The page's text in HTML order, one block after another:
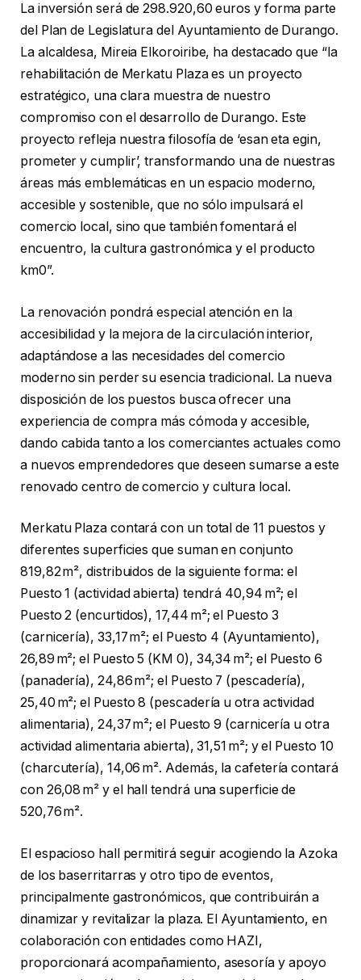
La inversión será de 298.920,60 euros y forma parte
del Plan de Legislatura del Ayuntamiento de Durango.
La alcaldesa, Mireia Elkoroiribe, ha destacado que “la
rehabilitación de Merkatu Plaza es un proyecto
estratégico, una clara muestra de nuestro
compromiso con el desarrollo de Durango. Este
proyecto refleja nuestra filosofía de ‘esan eta egin,
prometer y cumplir’, transformando una de nuestras
áreas más emblemáticas en un espacio moderno,
accesible y sostenible, que no sólo impulsará el
comercio local, sino que también fomentará el
encuentro, la cultura gastronómica y el producto
km0”.
La renovación pondrá especial atención en la
accesibilidad y la mejora de la circulación interior,
adaptándose a las necesidades del comercio
moderno sin perder su esencia tradicional. La nueva
disposición de los puestos busca ofrecer una
experiencia de compra más cómoda y accesible,
dando cabida tanto a los comerciantes actuales como
a nuevos emprendedores que deseen sumarse a este
renovado centro de comercio y cultura local.
Merkatu Plaza contará con un total de 11 puestos y
diferentes superficies que suman en conjunto
819,82 m², distribuidos de la siguiente forma: el
Puesto 1 (actividad abierta) tendrá 40,94 m²; el
Puesto 2 (encurtidos), 17,44 m²; el Puesto 3
(carnicería), 33,17 m²; el Puesto 4 (Ayuntamiento),
26,89 m²; el Puesto 5 (KM 0), 34,34 m²; el Puesto 6
(panadería), 24,86 m²; el Puesto 7 (pescadería),
25,40 m²; el Puesto 8 (pescadería u otra actividad
alimentaria), 24,37 m²; el Puesto 9 (carnicería u otra
actividad alimentaria abierta), 31,51 m²; y el Puesto 10
(charcutería), 14,06 m². Además, la cafetería contará
con 26,08 m² y el hall tendrá una superficie de
520,76 m².
El espacioso hall permitirá seguir acogiendo la Azoka
de los baserritarras y otro tipo de eventos,
principalmente gastronómicos, que contribuirán a
dinamizar y revitalizar la plaza. El Ayuntamiento, en
colaboración con entidades como HAZI,
proporcionará acompañamiento, asesoría y apoyo